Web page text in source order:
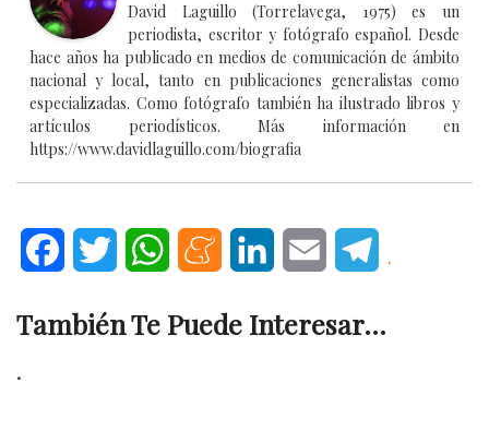
David Laguillo (Torrelavega, 1975) es un
periodista, escritor y fotógrafo español. Desde
hace años ha publicado en medios de comunicación de ámbito
nacional y local, tanto en publicaciones generalistas como
especializadas. Como fotógrafo también ha ilustrado libros y
artículos periodísticos. Más información en
https://www.davidlaguillo.com/biografia
FacebookTwitter WhatsAppMeneameLinkedInEmail .
También Te Puede Interesar...
.